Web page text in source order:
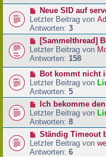
Neue SID auf
Letzter Beitrag von
Antworten: 3
[Sammelthread]
Letzter Beitrag von
Antworten: 158
Bot kommt nicht
Letzter Beitrag von
Antworten: 5
Ich bekomme
Letzter Beitrag von
Antworten: 8
Ständig Timeout
Letzter Beitrag von
Antworten: 6